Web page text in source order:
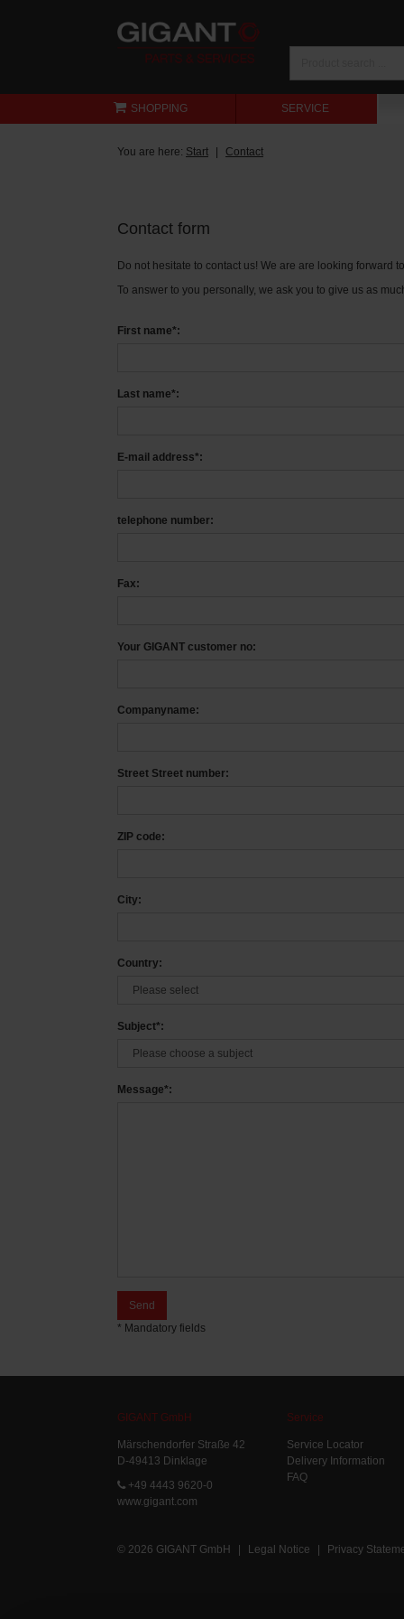
SHOPPING SERVICE
You are here: Start Contact
Contact form
Do not hesitate to contact us! We are are looking forward
To answer to you personally, we ask you to give us as
First name*:
Last name*:
E-mail address*:
telephone number:
Fax:
Your GIGANT customer no:
Companyname:
Street Street number:
ZIP code:
City:
Country:
Subject*:
Message*:
Send
* Mandatory fields
GIGANT GmbH
Märschendorfer Straße 42
D-49413 Dinklage
+49 4443 9620-0
www.gigant.com
Service
Service Locator
Delivery Information
FAQ
© 2026 GIGANT GmbH | Legal Notice | Privacy